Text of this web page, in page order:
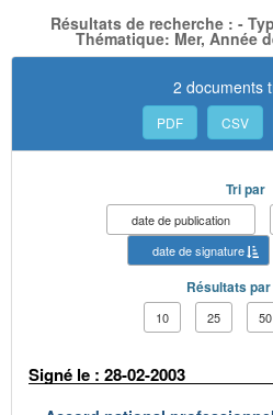
Résultats de recherche : -
Thématique: Mer, Année
2 documents
PDF CSV
Tri par
date de publication
date de signature
Résultats
10 25 50
Signé le : 28-02-2003